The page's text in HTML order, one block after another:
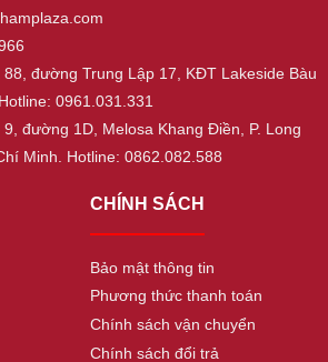
88, đường Trung Lập 17, KĐT Lakeside Bàu
0961.031.331
9, đường 1D, Melosa Khang Điền, P. Long
Minh. Hotline: 0862.082.588
CHÍNH SÁCH
Bảo mật thông tin
Phương thức thanh toán
Chính sách vận chuyển
Chính sách đổi trả